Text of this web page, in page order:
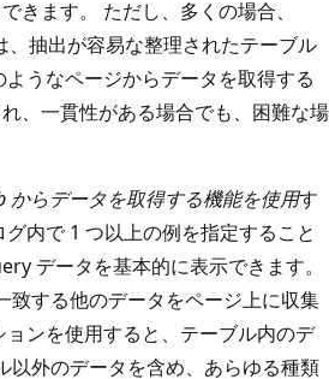
きます。 ただし、多くの場合、
抽出が容易な整理されたテーブル
うなページからデータを取得する
、一貫性がある場合でも、困難な場
からデータを取得する機能を使用す
内で 1 つ以上の例を指定すること
データを基本的に表示できます。
する他のデータをページ上に収集
ョンを使用すると、テーブル内のデ
以外のデータを含め、あらゆる種類